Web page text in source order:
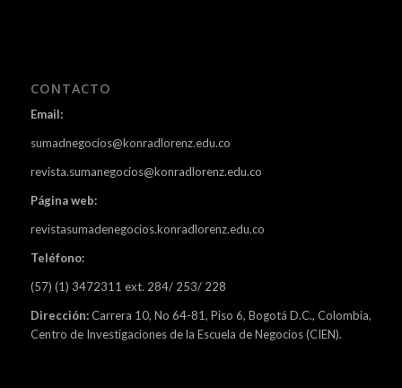
CONTACTO
Email:
sumadnegocios@konradlorenz.edu.co
revista.sumanegocios@konradlorenz.edu.co
Página web:
revistasumadenegocios.konradlorenz.edu.co
Teléfono:
(57) (1) 3472311 ext. 284/ 253/ 228
Dirección:Carrera 10, No 64-81, Piso 6, Bogotá D.C., Colombia,
Centro de Investigaciones de la Escuela de Negocios (CIEN).